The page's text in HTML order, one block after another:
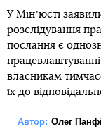
У Мінʼюсті
розслідування
послання є
власникам
їх до
Автор: Олег